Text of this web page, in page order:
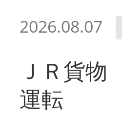
2026.08.07
ＪＲ貨
運転